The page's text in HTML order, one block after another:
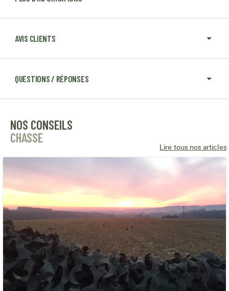
AVIS CLIENTS
QUESTIONS / RÉPONSES
NOS CONSEILS
CHASSE
Lire tous nos articles